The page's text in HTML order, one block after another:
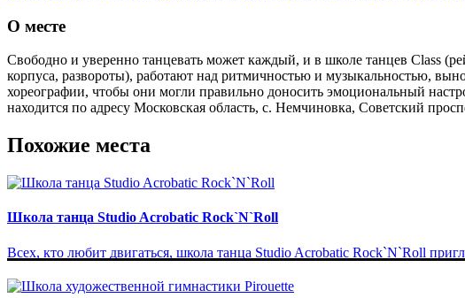
О месте
Свободно и уверенно танцевать может каждый, и в школе танцев Class
корпуса, развороты), работают над ритмичностью и музыкальностью,
хореографии, чтобы они могли правильно доносить эмоциональный
находится по адресу Московская область, с. Немчиновка, Советский
Похожие места
Школа танца Studio Acrobatic Rock`N`Roll
Всех, кто любит двигаться, школа танца Studio Acrobatic Rock`N`Roll